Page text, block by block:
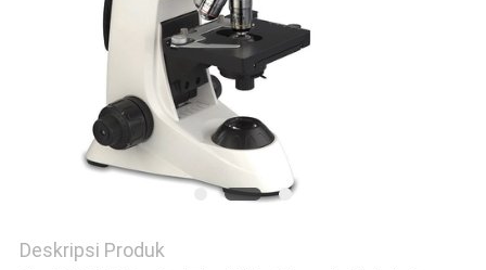
Deskripsi Produk